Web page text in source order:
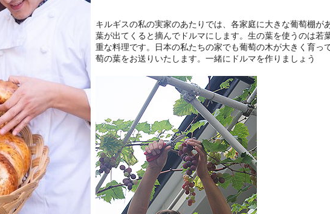
キルギスの私の実家のあたりでは、各家庭に大きな葡萄棚が
葉が出てくると摘んでドルマにします。生の葉を使うのは若
重な料理です。日本の私たちの家でも葡萄の木が大きく育っ
萄の葉をお送りいたします。一緒にドルマを作りましょう